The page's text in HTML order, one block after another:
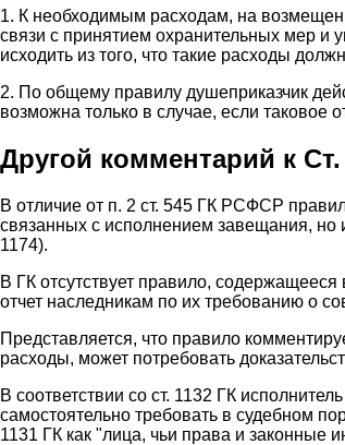
1. К необходимым расходам, на
связи с принятием охранительных мер
исходить из того, что такие расходы
2. По общему правилу душеприказчик
возможна только в случае, если таковое
Другой комментарий к
В отличие от п. 2 ст. 545 ГК РСФСР
связанных с исполнением завещания, но
1174).
В ГК отсутствует правило,
отчет наследникам по их требованию о
Представляется, что правило
расходы, может потребовать
В соответствии со ст. 1132 ГК
самостоятельно требовать в судебном
1131 ГК как "лица, чьи права и